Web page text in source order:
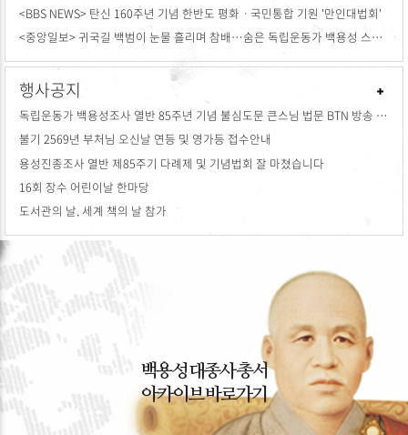
<BBS NEWS> 탄신 160주년 기념 한반도 평화ㆍ국민통합 기원 '만인대법회'
<중앙일보> 귀국길 백범이 눈물 흘리며 참배…숨은 독립운동가 백용성 스님 [백성호의 현문우답]
행사공지
독립운동가 백용성조사 열반 85주년 기념 불심도문 큰스님 법문 BTN 방송 안내
불기 2569년 부처님 오신날 연등 및 영가등 접수안내
용성진종조사 열반 제85주기 다례제 및 기념법회 잘 마쳤습니다
16회 장수 어린이날 한마당
도서관의 날, 세계 책의 날 참가
백용성 대종사 총서
아카이브 바로가기